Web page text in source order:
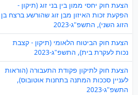
הצעת חוק יחסי ממון בין בני זוג (תיקון -
הפקעת זכות האיזון מבן זוג שהורשע ברצח בן
הזוג השני), התשפ"ג-2023
הצעת חוק הביטוח הלאומי (תיקון - קצבת
נכות לעקרת בית), התשפ"ג-2023
הצעת חוק לתיקון פקודת התעבורה (הוראות
לעניין סככות המתנה בתחנות אוטובוס),
התשפ"ג-2023